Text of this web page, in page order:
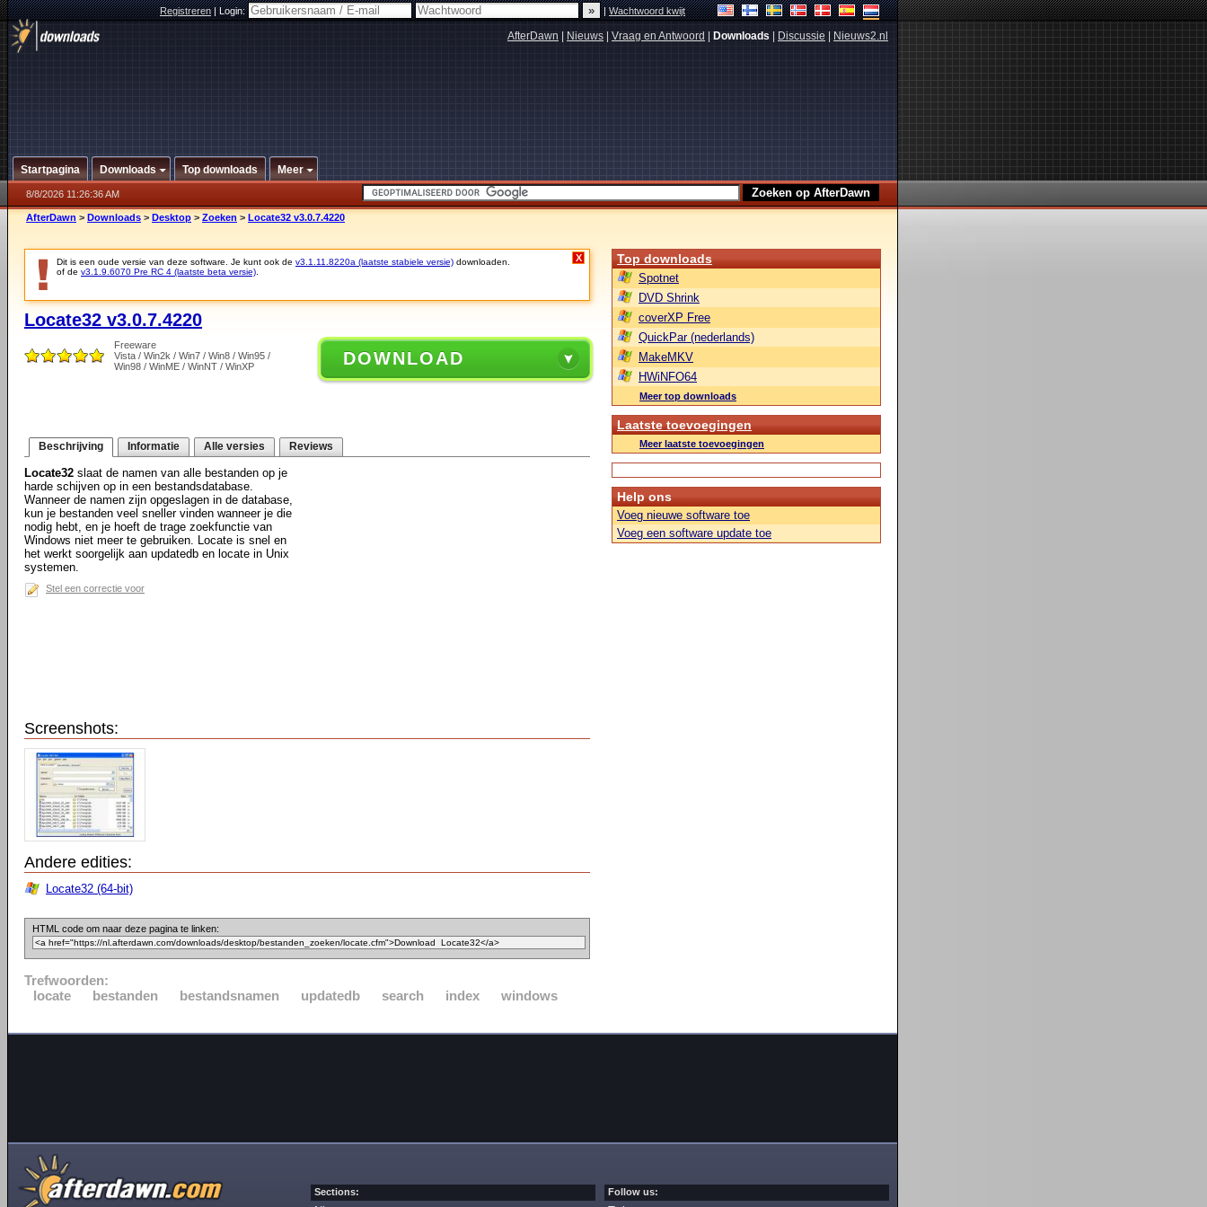
Registreren|Login: |Wachtwoord kwijt
AfterDawn Nieuws Vraag en Antwoord Downloads Discussie Nieuws2.nl
Startpagina Downloads Top downloads Meer
8/8/2026 11:26:36 AM
AfterDawn > Downloads > Desktop > Zoeken > Locate32 v3.0.7.4220
Dit is een oude versie van deze software. Je kunt ook de v3.1.11.8220a (laatste stabiele versie) downloaden.
of de v3.1.9.6070 Pre RC 4 (laatste beta versie)
X
Locate32 v3.0.7.4220
Freeware
Vista / Win2k / Win7 / Win8 / Win95 /
Win98 / WinME / WinNT / WinXP
DOWNLOAD
Beschrijving Informatie Alle versies Reviews
Locate32 slaat de namen van alle bestanden op je
harde schijven op in een bestandsdatabase.
Wanneer de namen zijn opgeslagen in de database,
kun je bestanden veel sneller vinden wanneer je die
nodig hebt, en je hoeft de trage zoekfunctie van
Windows niet meer te gebruiken. Locate is snel en
het werkt soorgelijk aan updatedb en locate in Unix
systemen.
Stel een correctie voor
Screenshots:
Andere edities:
Locate32 (64-bit)
HTML code om naar deze pagina te linken:
Trefwoorden:
locate
bestanden bestandsnamen updatedb search index windows
Top downloads
Spotnet
DVD Shrink
coverXP Free
QuickPar (nederlands)
MakeMKV
HWiNFO64
Meer top downloads
Laatste toevoegingen
Meer laatste toevoegingen
Help ons
Voeg nieuwe software toe
Voeg een software update toe
Sections: Follow us: